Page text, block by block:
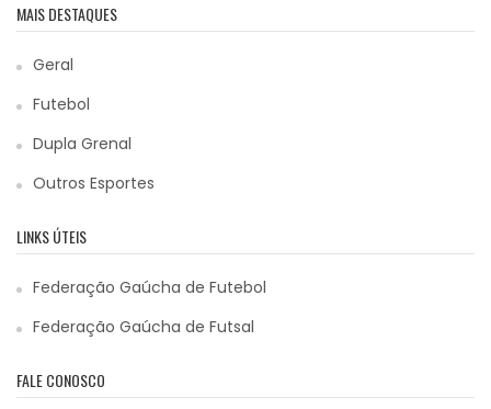
MAIS DESTAQUES
Geral
Futebol
Dupla Grenal
Outros Esportes
LINKS ÚTEIS
Federação Gaúcha de Futebol
Federação Gaúcha de Futsal
FALE CONOSCO